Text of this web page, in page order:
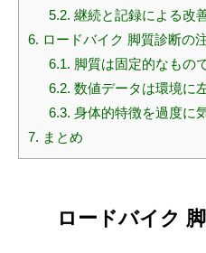
5.2. 継続と記録による改
6. ロードバイク 脚質診断の
6.1. 脚質は固定的なもの
6.2. 数値データは環境に
6.3. 身体的特徴を過度に
7. まとめ
ロードバイク